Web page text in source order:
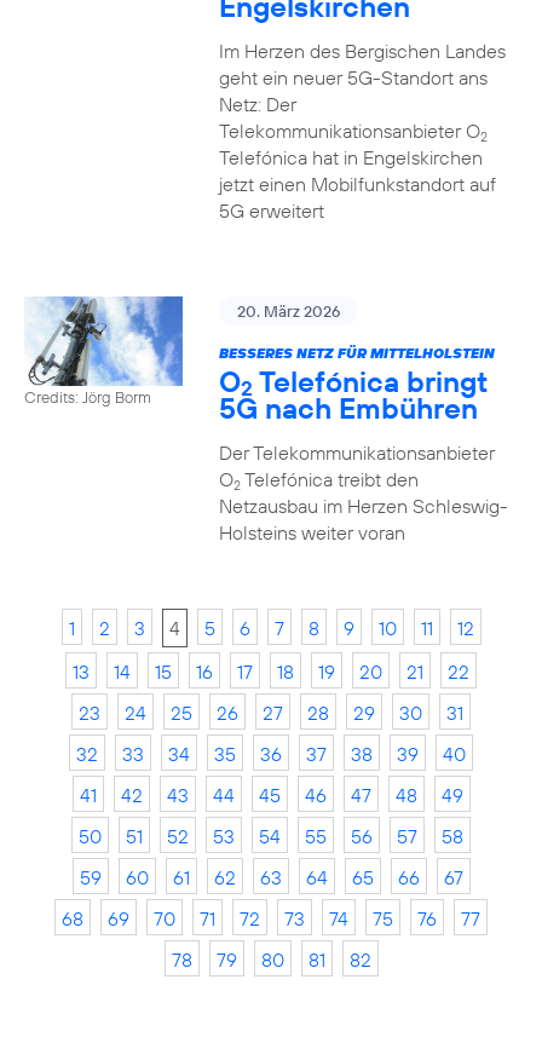
Im Herzen des Bergischen Landes
geht ein neuer 5G-Standort ans
Netz: Der
Telekommunikationsanbieter O2
Telefónica hat in Engelskirchen
jetzt einen Mobilfunkstandort auf
5G erweitert
Credits: Jörg Borm
20. März 2026
BESSERES NETZ FÜR MITTELHOLSTEIN
O2 Telefónica bringt
5G nach Embühren
Der Telekommunikationsanbieter
O2Telefónica treibt den
Netzausbau im Herzen Schleswig-
Holsteins weiter voran
1 2 3 4 5 6 7 8 9 10 11
12
13
14 15 16 17 18 19 20 21
22
23
24 25 26 27 28 29 30
31
32
33 34 35 36 37 38 39
40
41
42 43 44 45 46 47 48
49
50
51 52 53 54 55 56 57
58
59
60 61 62 63 64 65 66
67
68
69 70 71 72 73 74 75 76
77
78
79 80 81 82